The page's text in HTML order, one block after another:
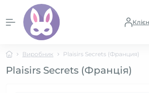
Виробник Plaisirs Secrets (Франция)
Plaisirs Secrets (Франція)